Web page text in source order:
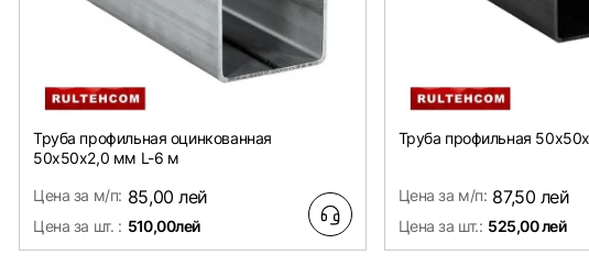
Труба профильная оцинкованная
50х50x2,0 мм L-6 м
Цена за м/п: 85,00 лей
Цена за шт. : 510,00лей
Труба профильная
Цена за м/п: 87,50 лей
Цена за шт.: 525,00 лей